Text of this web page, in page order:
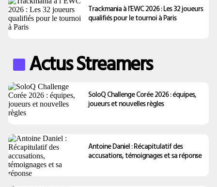
Trackmania à l’EWC 2026 : Les 32 joueurs
qualifiés pour le tournoi à Paris
Actus Streamers
SoloQ Challenge Corée 2026 : équipes,
joueurs et nouvelles règles
Antoine Daniel : Récapitulatif des
accusations, témoignages et sa réponse